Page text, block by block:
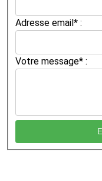
Adresse email* :
Votre message* :